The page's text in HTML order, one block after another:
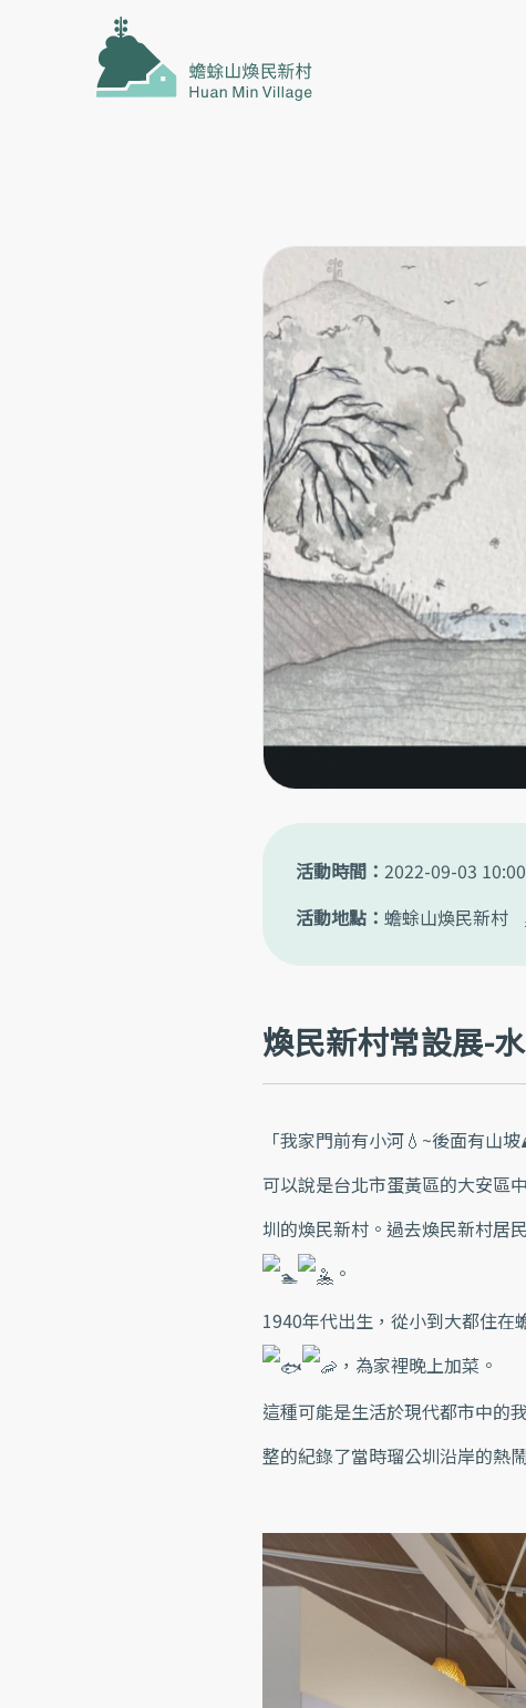
活動時間 2022-09-03 10:00
活動地點
蟾蜍山煥民新村
煥民新村常設展-
「我家門前有小河💧~後面有山
可以說是台北市蛋黃區的大安區
圳的煥民新村。​過去煥民新村居
​。​​
1940年代出生，從小到大都住在
​，為家裡晚上加菜。​​
這種可能是生活於現代都市中的
整的紀錄了當時瑠公圳沿岸的熱